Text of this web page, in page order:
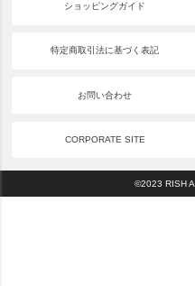
ショッピングガイド
特定商取引法に基づく表記
お問い合わせ
CORPORATE SITE
©2023 RISH